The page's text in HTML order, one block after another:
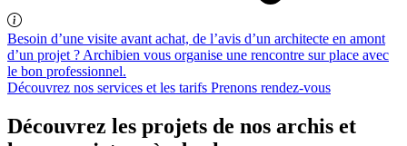
Besoin d’une visite avant achat, de l’avis d’un architecte en amont
d’un projet ? Archibien vous organise une rencontre sur place avec
le bon professionnel.
Découvrez nos services et les tarifs Prenons rendez-vous
Découvrez les projets de nos archis et